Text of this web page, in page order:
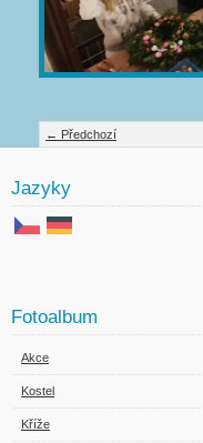
← Předchozí
Jazyky
Fotoalbum
Akce
Kostel
Kříže